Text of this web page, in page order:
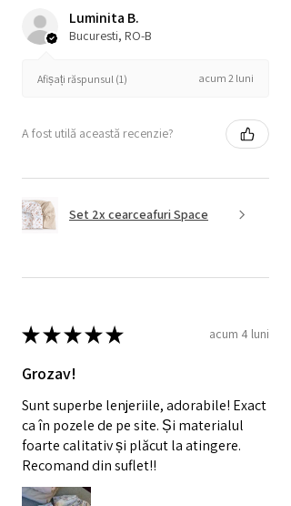
Luminita B.
Bucuresti, RO-B
Afișați răspunsul (1) acum 2 luni
A fost utilă această recenzie?
Set 2x cearceafuri Space
★★★★★ acum 4 luni
Grozav!
Sunt superbe lenjeriile, adorabile! Exact
ca în pozele de pe site. Și materialul
foarte calitativ și plăcut la atingere.
Recomand din suflet!!